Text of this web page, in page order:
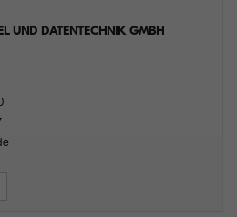
UND DATENTECHNIK GMBH